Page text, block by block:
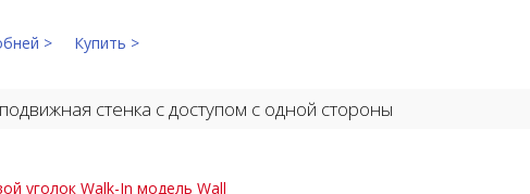
> Купить >
стенка с доступом с одной стороны
уголок Walk-In модель Wall